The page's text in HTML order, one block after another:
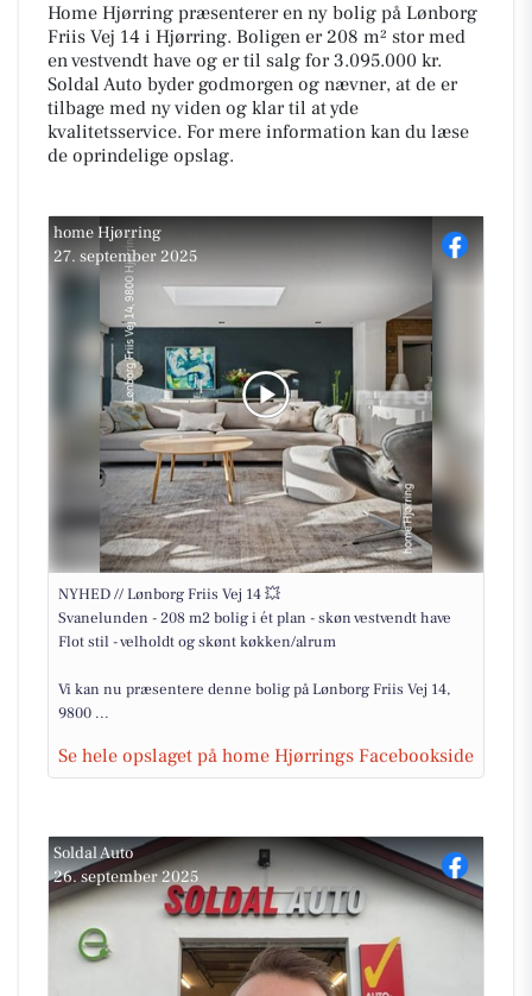
Home Hjørring præsenterer en ny bolig på Lønborg
Friis Vej 14 i Hjørring. Boligen er 208 m² stor med
en vestvendt have og er til salg for 3.095.000 kr.
Soldal Auto byder godmorgen og nævner, at de er
tilbage med ny viden og klar til at yde
kvalitetsservice. For mere information kan du læse
de oprindelige opslag.
home Hjørring
27. september 2025
NYHED // Lønborg Friis Vej 14 💥
Svanelunden - 208 m2 bolig i ét plan - skøn vestvendt have
Flot stil - velholdt og skønt køkken/alrum
Vi kan nu præsentere denne bolig på Lønborg Friis Vej 14,
9800 ...
Se hele opslaget på home Hjørrings Facebookside
Soldal Auto
26. september 2025